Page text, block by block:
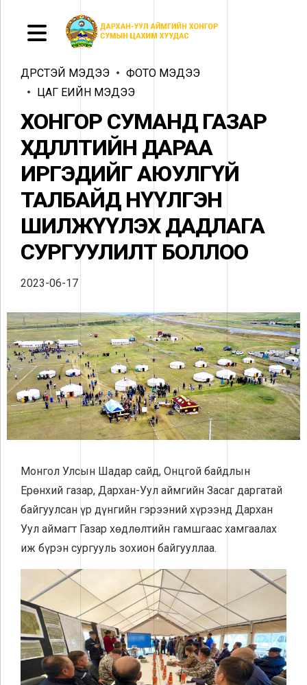
ДҮРСТЭЙ МЭДЭЭ
ФОТО МЭДЭЭ
ЦАГ ҮЕИЙН МЭДЭЭ
ХОНГОР СУМАНД ГАЗАР
ХӨДЛӨЛТИЙН ДАРАА
ИРГЭДИЙГ АЮУЛГҮЙ
ТАЛБАЙД НҮҮЛГЭН
ШИЛЖҮҮЛЭХ ДАДЛАГА
СУРГУУЛИЛТ БОЛЛОО
2023-06-17
Монгол Улсын Шадар сайд, Онцгой байдлын
Ерөнхий газар, Дархан-Уул аймгийн Засаг даргатай
байгуулсан үр дүнгийн гэрээний хүрээнд Дархан
Уул аймагт Газар хөдлөлтийн гамшгаас хамгаалах
иж бүрэн сургууль зохион байгууллаа.